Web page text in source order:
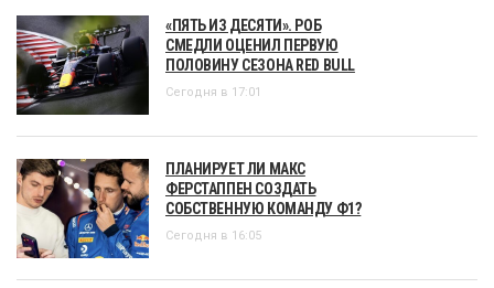
«ПЯТЬ ИЗ ДЕСЯТИ». РОБ
СМЕДЛИ ОЦЕНИЛ ПЕРВУЮ
ПОЛОВИНУ СЕЗОНА RED BULL
Сегодня в 17:01
ПЛАНИРУЕТ ЛИ МАКС
ФЕРСТАППЕН СОЗДАТЬ
СОБСТВЕННУЮ КОМАНДУ Ф1?
Сегодня в 16:05